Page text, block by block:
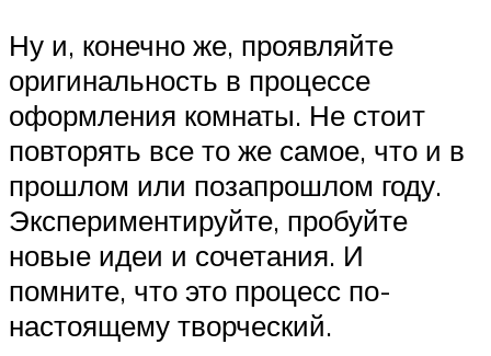
Ну и, конечно же, проявляйте
оригинальность в процессе
оформления комнаты. Не стоит
повторять все то же самое, что и в
прошлом или позапрошлом году.
Экспериментируйте, пробуйте
новые идеи и сочетания. И
помните, что это процесс по-
настоящему творческий.